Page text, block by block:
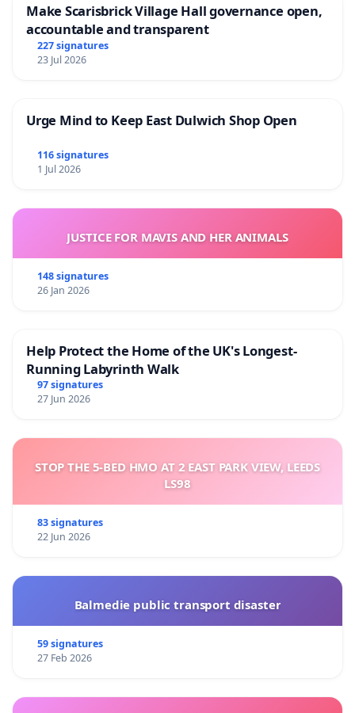
Make Scarisbrick Village Hall governance open,
accountable and transparent
227 signatures
23 Jul 2026
Urge Mind to Keep East Dulwich Shop Open
116 signatures
1 Jul 2026
JUSTICE FOR MAVIS AND HER ANIMALS
148 signatures
26 Jan 2026
Help Protect the Home of the UK's Longest-
Running Labyrinth Walk
97 signatures
27 Jun 2026
STOP THE 5-BED HMO AT 2 EAST PARK VIEW, LEEDS
LS98
83 signatures
22 Jun 2026
Balmedie public transport disaster
59 signatures
27 Feb 2026